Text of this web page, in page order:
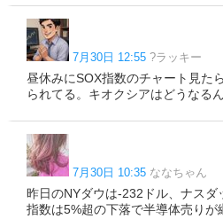
7月30日 12:55 ?ラッキー
昼休みにSOX指数のチャート見た
られてる。キオクシアはどうなるん
7月30日 10:35 ななちゃん
昨日のNYダウは-232ドル、ナス
指数は5%超の下落で半導体売り